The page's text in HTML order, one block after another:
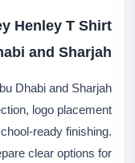
Henley T Shirt
and Sharjah
Dhabi and Sharjah
logo placement
ready finishing.
clear options for